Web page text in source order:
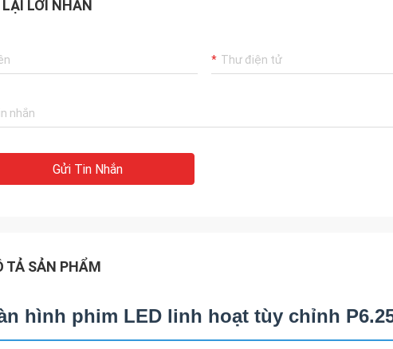
LỜI NHẮN
Gửi Tin Nhắn
TẢ SẢN PHẨM
hình phim LED linh hoạt tùy chỉnh